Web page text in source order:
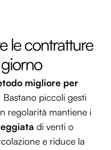
le contratture
migliore per
Bastano piccoli gesti
regolarità mantiene i
di venti o
e riduce la